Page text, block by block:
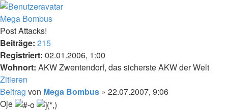
Mega Bombus
Post Attacks!
Beiträge: 215
Registriert: 02.01.2006, 1:00
Wohnort: AKW Zwentendorf, das sicherste AKW der Welt
Zitieren
Beitrag von Mega Bombus » 22.07.2007, 9:06
Oje